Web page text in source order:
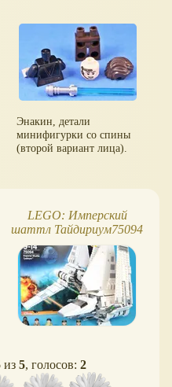
Энакин, детали
минифигурки со спины
(второй вариант лица).
LEGO: Имперский
шаттл Тайдириум75094
из 5, голосов: 2